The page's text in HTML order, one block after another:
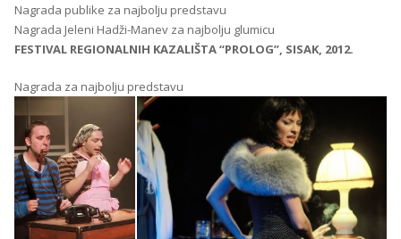
Nagrada publike za najbolju predstavu
Nagrada Jeleni Hadži-Manev za najbolju glumicu
FESTIVAL REGIONALNIH KAZALIŠTA “PROLOG”, SISAK, 2012.
Nagrada za najbolju predstavu